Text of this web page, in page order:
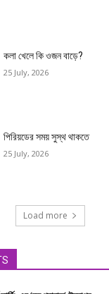
কলা খেলে কি ওজন বাড়ে?
25 July, 2026
পিরিয়ডের সময় সুস্থ থাকতে
25 July, 2026
Load more